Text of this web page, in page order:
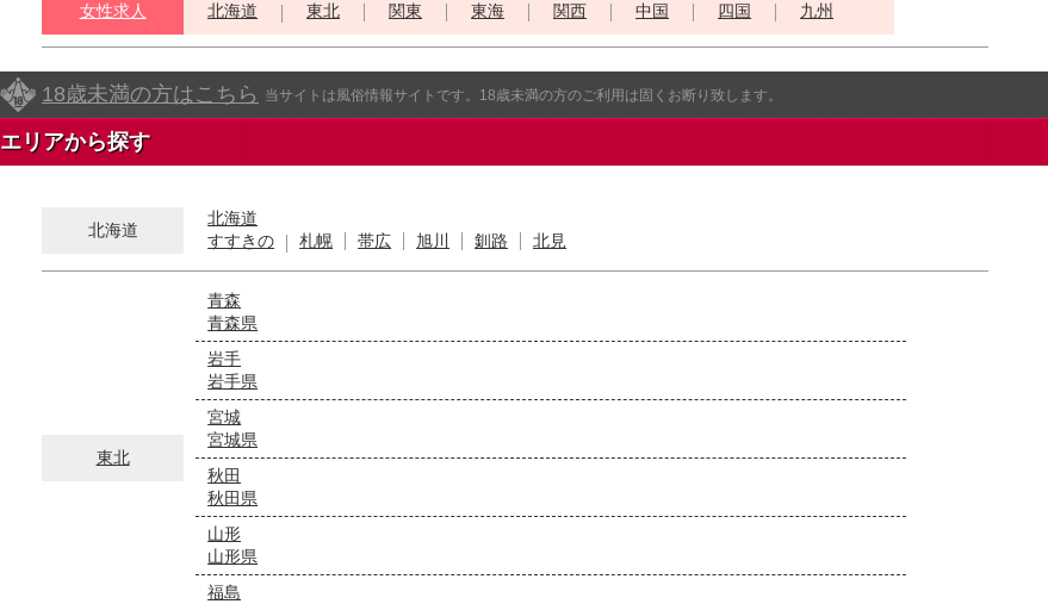
女性求人 北海道 東北 関東 東海 関西 中国 四国 九州
18歳未満の方はこちら 当サイトは風俗情報サイトです。18歳未満の方のご利用は固くお断り致します。
エリアから探す
北海道
北海道
すすきの
札幌 帯広 旭川 釧路 北見
東北
青森
青森県
岩手
岩手県
宮城
宮城県
秋田
秋田県
山形
山形県
福島